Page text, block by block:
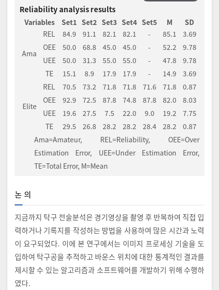
Reliability analysis results
Variables Set1 Set2 Set3 Set4 Set5 M SD
Ama
REL 84.9 91.1 82.1 82.1 - 85.1
3.69
OEE
50.0 68.8 45.0 45.0 - 52.2
9.78
UEE
50.0 31.3 55.0 55.0 - 47.8
9.78
TE
15.1 8.9 17.9 17.9 - 14.9 3.69
Elite
REL 70.5 73.2 71.8 71.8 71.6 71.8
0.87
OEE
92.9 72.5 87.8 74.8 87.8 82.0
8.03
UEE
19.6 27.5 7.5 22.0 9.0 19.2
7.75
TE
29.5 26.8 28.2 28.2 28.4 28.2
0.87
Ama=Amateur, REL=Reliability, OEE=Over
Estimation Error, UEE=Under Estimation Error,
TE=Total Error, M=Mean
논 의
지금까지 탁구 전술분석은 경기영상을 촬영 후 반복하여 직접 입
력하거나 기록지를 작성하는 방법을 사용하여 많은 시간과 노력
이 요구되었다. 이에 본 연구에서는 이미지 프로세싱 기술을 도
입하여 탁구공을 추적하고 바운스 위치에 대한 통계적인 결과를
제시할 수 있는 알고리즘과 소프트웨어를 개발하기 위해 수행하
였다.